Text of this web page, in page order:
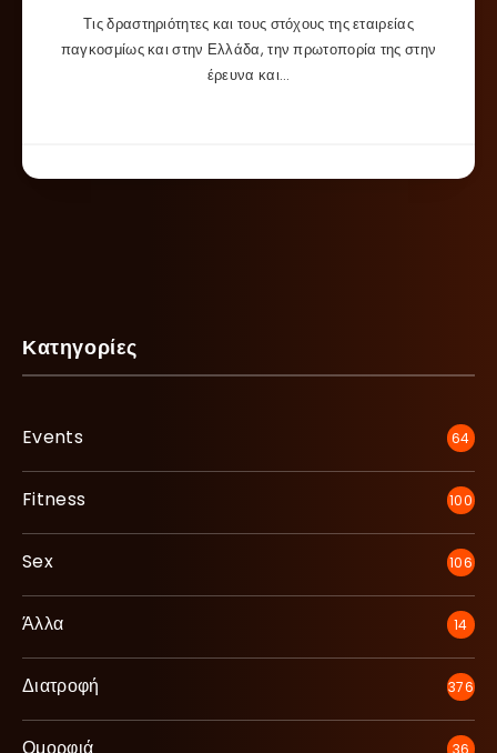
Τις δραστηριότητες και τους στόχους της εταιρείας
παγκοσμίως και στην Ελλάδα, την πρωτοπορία της στην
έρευνα και…
Κατηγορίες
Events 64
Fitness 100
Sex 106
Άλλα 14
Διατροφή 376
Ομορφιά 36